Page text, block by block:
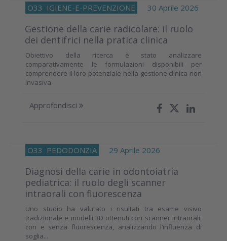
O33 IGIENE-E-PREVENZIONE 30 Aprile 2026
Gestione della carie radicolare: il ruolo
dei dentifrici nella pratica clinica
Obiettivo della ricerca è stato analizzare
comparativamente le formulazioni disponibili per
comprendere il loro potenziale nella gestione clinica non
invasiva
Approfondisci
O33 PEDODONZIA 29 Aprile 2026
Diagnosi della carie in odontoiatria
pediatrica: il ruolo degli scanner
intraorali con fluorescenza
Uno studio ha valutato i risultati tra esame visivo
tradizionale e modelli 3D ottenuti con scanner intraorali,
con e senza fluorescenza, analizzando l’influenza di
soglia...